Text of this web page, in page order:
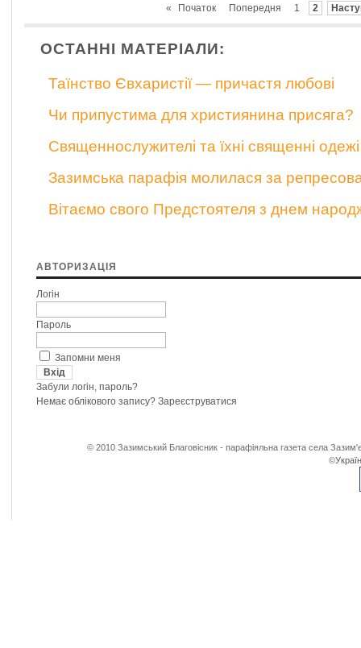
« Початок Попередня 1 2
ОСТАННІ МАТЕРІАЛИ:
Таїнство Євхаристії — причастя любові
Чи припустима для християнина присяга?
Священнослужителі та їхні священні
Зазимська парафія молилася за
Вітаємо свого Предстоятеля з днем
АВТОРИЗАЦІЯ
Логін
Пароль
Запомни меня
Забули логін, пароль?
Немає облікового запису? Зареєструватися
© 2010 Зазимський Благовісник - парафіяльна газета села
©